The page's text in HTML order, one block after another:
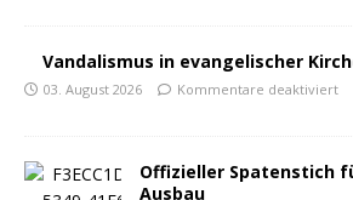
Vandalismus in evangelischer
03. August 2026 Kommentare deaktiviert
Offizieller Spatenstich
Ausbau